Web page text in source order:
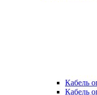
Кабель
Кабель